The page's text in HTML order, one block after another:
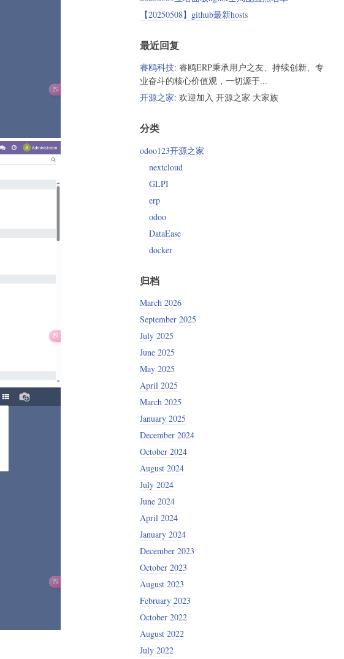
【20250508】github最新hosts
最近回复
睿鸥科技: 睿鸥ERP秉承用户之友、持续创新、专
业奋斗的核心价值观，一切源于...
开源之家: 欢迎加入 开源之家 大家族
分类
odoo123开源之家
nextcloud
GLPI
erp
odoo
DataEase
docker
归档
March 2026
September 2025
July 2025
June 2025
May 2025
April 2025
March 2025
January 2025
December 2024
October 2024
August 2024
July 2024
June 2024
April 2024
January 2024
December 2023
October 2023
August 2023
February 2023
October 2022
August 2022
July 2022